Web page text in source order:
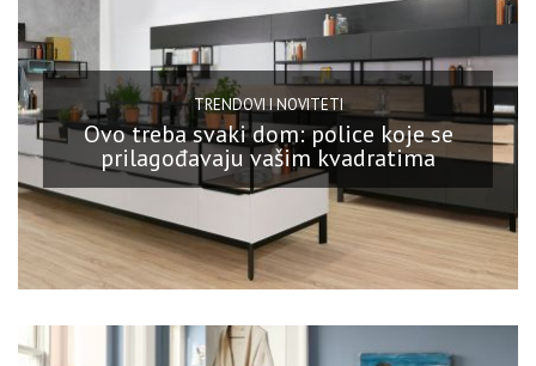
TRENDOVI I NOVITETI
Ovo treba svaki dom: police koje se
prilagođavaju vašim kvadratima